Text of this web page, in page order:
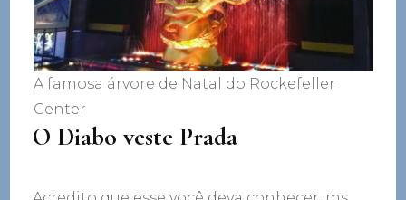
A famosa árvore de Natal do Rockefeller
Center
O Diabo veste Prada